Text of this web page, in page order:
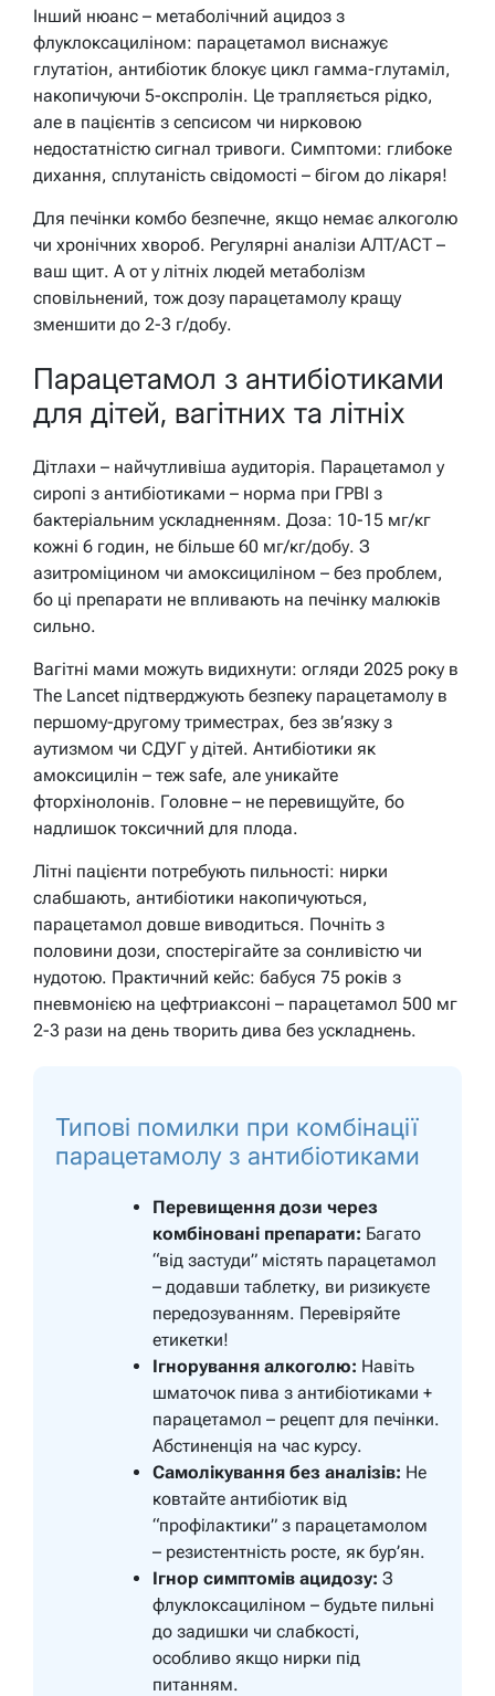
Інший нюанс – метаболічний ацидоз з
флуклоксациліном: парацетамол виснажує
глутатіон, антибіотик блокує цикл гамма-глутаміл,
накопичуючи 5-окспролін. Це трапляється рідко,
але в пацієнтів з сепсисом чи нирковою
недостатністю сигнал тривоги. Симптоми: глибоке
дихання, сплутаність свідомості – бігом до лікаря!
Для печінки комбо безпечне, якщо немає алкоголю
чи хронічних хвороб. Регулярні аналізи АЛТ/АСТ –
ваш щит. А от у літніх людей метаболізм
сповільнений, тож дозу парацетамолу кращу
зменшити до 2-3 г/добу.
Парацетамол з антибіотиками
для дітей, вагітних та літніх
Дітлахи – найчутливіша аудиторія. Парацетамол у
сиропі з антибіотиками – норма при ГРВІ з
бактеріальним ускладненням. Доза: 10-15 мг/кг
кожні 6 годин, не більше 60 мг/кг/добу. З
азитроміцином чи амоксициліном – без проблем,
бо ці препарати не впливають на печінку малюків
сильно.
Вагітні мами можуть видихнути: огляди 2025 року в
The Lancet підтверджують безпеку парацетамолу в
першому-другому триместрах, без зв’язку з
аутизмом чи СДУГ у дітей. Антибіотики як
амоксицилін – теж safe, але уникайте
фторхінолонів. Головне – не перевищуйте, бо
надлишок токсичний для плода.
Літні пацієнти потребують пильності: нирки
слабшають, антибіотики накопичуються,
парацетамол довше виводиться. Почніть з
половини дози, спостерігайте за сонливістю чи
нудотою. Практичний кейс: бабуся 75 років з
пневмонією на цефтриаксоні – парацетамол 500 мг
2-3 рази на день творить дива без ускладнень.
Типові помилки при комбінації
парацетамолу з антибіотиками
Перевищення дози через
комбіновані препарати: Багато
“від застуди” містять парацетамол
– додавши таблетку, ви ризикуєте
передозуванням. Перевіряйте
етикетки!
Ігнорування алкоголю: Навіть
шматочок пива з антибіотиками +
парацетамол – рецепт для печінки.
Абстиненція на час курсу.
Самолікування без аналізів: Не
ковтайте антибіотик від
“профілактики” з парацетамолом
– резистентність росте, як бур’ян.
Ігнор симптомів ацидозу: З
флуклоксациліном – будьте пильні
до задишки чи слабкості,
особливо якщо нирки під
питанням.